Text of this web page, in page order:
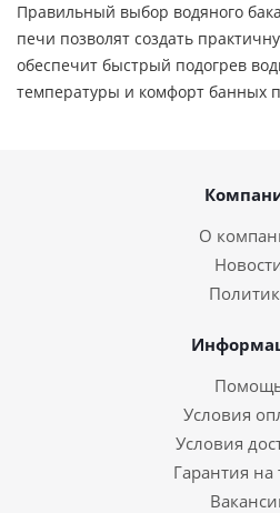
Правильный выбор водяного
печи позволят создать
обеспечит быстрый подогрев
температуры и комфорт банных
О
Условия
Условия
Гарантия на